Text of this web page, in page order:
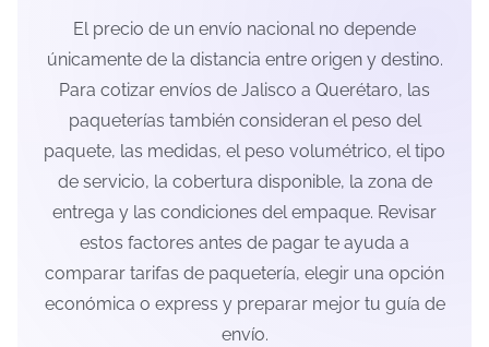
El precio de un envío nacional no depende
únicamente de la distancia entre origen y destino.
Para cotizar envíos de Jalisco a Querétaro, las
paqueterías también consideran el peso del
paquete, las medidas, el peso volumétrico, el tipo
de servicio, la cobertura disponible, la zona de
entrega y las condiciones del empaque. Revisar
estos factores antes de pagar te ayuda a
comparar tarifas de paquetería, elegir una opción
económica o express y preparar mejor tu guía de
envío.